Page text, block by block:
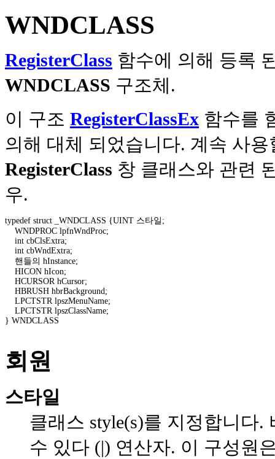
WNDCLASS
RegisterClass 함수에 의해 등록
WNDCLASS 구조체.
이 구조 RegisterClassEx 함수를
의해 대체 되었습니다. 계속 사
RegisterClass 창 클래스와 관련
우.
typedef struct _WNDCLASS {UINT 스타일;
    WNDPROC lpfnWndProc;
    int cbClsExtra;
    int cbWndExtra;
    핸들의 hInstance;
    HICON hIcon;
    HCURSOR hCursor;
    HBRUSH hbrBackground;
    LPCTSTR lpszMenuName;
    LPCTSTR lpszClassName;
} WNDCLASS
회원
스타일
클래스 style(s)를 지정합니다
수 있다 (|) 연산자. 이 구성원